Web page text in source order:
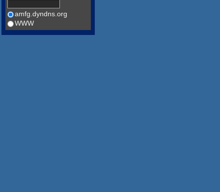
amfg.dyndns.org
WWW